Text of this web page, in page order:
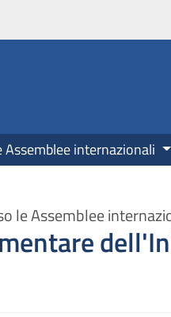
internazionali
le Assemblee